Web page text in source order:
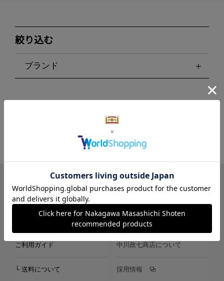
絞り込む
ブランド
LINE Instagram X Facebook メールマガジン
ご利用ガイド
└ 送料について
中川政七商店について
採用情報